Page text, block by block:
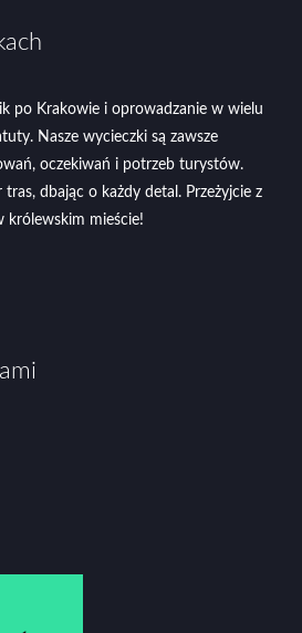
po Krakowie i oprowadzanie w wielu
Nasze wycieczki są zawsze
oczekiwań i potrzeb turystów.
dbając o każdy detal. Przeżyjcie z
królewskim mieście!